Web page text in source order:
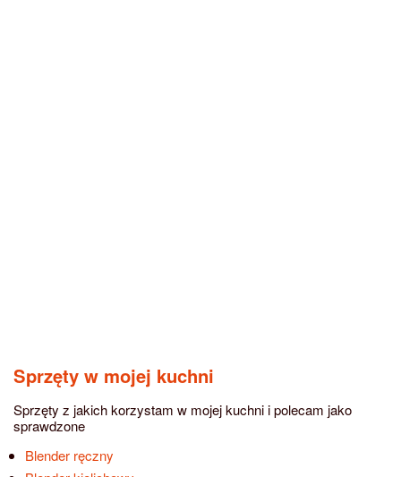
Sprzęty w mojej kuchni
Sprzęty z jakich korzystam w mojej kuchni i polecam jako
sprawdzone
Blender ręczny